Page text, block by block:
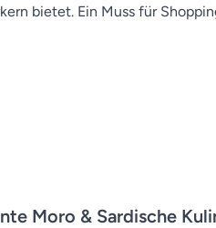
bietet. Ein Muss für
Moro & Sardische